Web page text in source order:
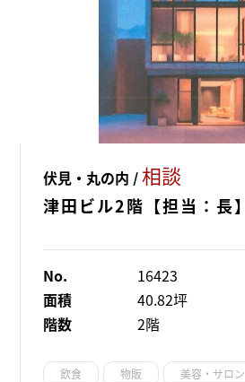
伏見・丸の内 /相談
津田ビル2階【担当：長】
No.
16423
面積
40.82坪
階数
2階
飲食 物販 美容・サロン